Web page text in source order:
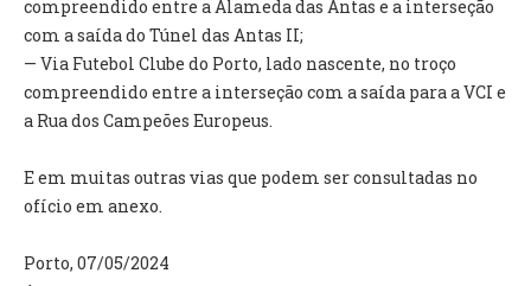
GERAIS
SECRETARIA
CANÍDEOS
CEMITÉRIO
ATESTADOS
VENDA AMBULANTE
EMPREGO (GIP)
compreendido entre a Alameda das Antas e a interseção
com a saída do Túnel das Antas II;
— Via Futebol Clube do Porto, lado nascente, no troço
compreendido entre a interseção com a saída para a VCI e
a Rua dos Campeões Europeus.
E em muitas outras vias que podem ser consultadas no
ofício em anexo.
Porto, 07/05/2024